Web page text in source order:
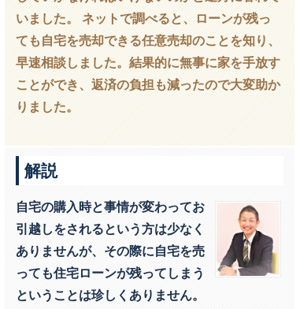
いました。 ネットで調べると、ローンが残っ
ても自宅を売却できる任意売却のことを知り、
早速相談しました。結果的に無事に家を手放す
ことができ、返済の負担も減ったので大変助か
りました。
解説
自宅の購入時と事情が変わってお
引越しをされるという方は少なく
ありませんが、その際に自宅を売
っても住宅ローンが残ってしまう
ということは珍しくありません。